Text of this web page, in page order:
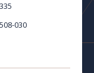
030